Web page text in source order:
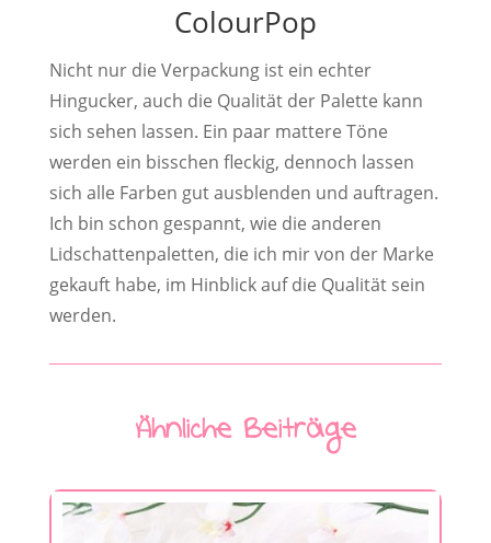
ColourPop
Nicht nur die Verpackung ist ein echter
Hingucker, auch die Qualität der Palette kann
sich sehen lassen. Ein paar mattere Töne
werden ein bisschen fleckig, dennoch lassen
sich alle Farben gut ausblenden und auftragen.
Ich bin schon gespannt, wie die anderen
Lidschattenpaletten, die ich mir von der Marke
gekauft habe, im Hinblick auf die Qualität sein
werden.
Ähnliche Beiträge